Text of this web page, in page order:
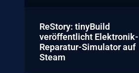
ReStory: tinyBuild
veröffentlicht Elektronik-
Reparatur-Simulator auf
Steam